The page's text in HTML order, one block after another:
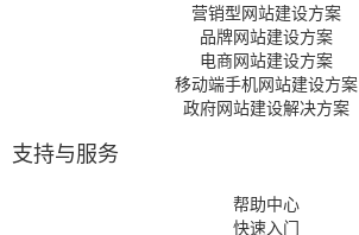
营销型网站建设方案
品牌网站建设方案
电商网站建设方案
移动端手机网站建设方案
政府网站建设解决方案
支持与服务
帮助中心
快速入门